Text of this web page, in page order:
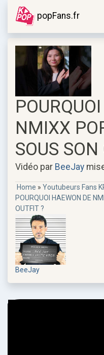
popFans.fr
NMIXX
SOUS
Vidéo par BeeJay
Home » Youtubeurs Fans
POURQUOI HAEWON DE
OUTFIT ?
BeeJay